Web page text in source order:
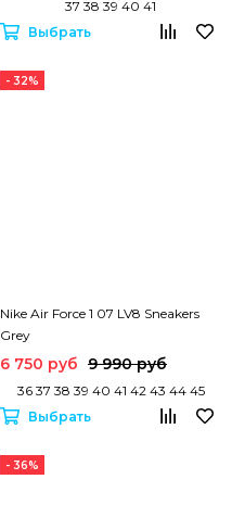
37 38 39 40 41
Выбрать
- 32%
Nike Air Force 1 07 LV8 Sneakers
Grey
6 750 руб 9 990 руб
36 37 38 39 40 41 42 43 44 45
Выбрать
- 36%